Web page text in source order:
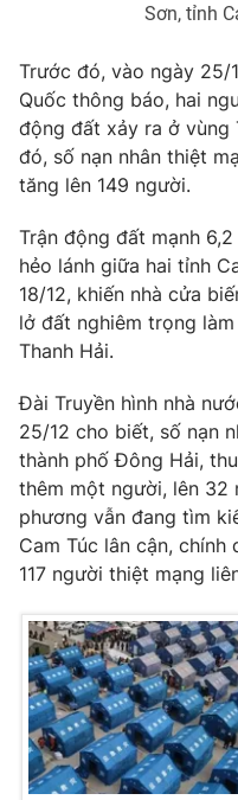
VTV4
VTV9
Liên hệ tòa soạn
Theo dõi báo trên
Cơ quan chủ quản: Đài
Giấy phép hoạt động báo
cấp ngày 29/12/2023
Tổng Biên tập:Vũ Thanh
Phó Tổng Biên tập:Nguyễn
Nguyễn Trọng Ninh
Tổng đài VTV:024.38 355
Sơn, tỉnh
Trước đó, vào ngày 25/
Quốc thông báo, hai
động đất xảy ra ở vùng
đó, số nạn nhân thiệt
tăng lên 149 người.
Trận động đất mạnh
hẻo lánh giữa hai tỉnh
18/12, khiến nhà cửa
lở đất nghiêm trọng
Thanh Hải.
Đài Truyền hình nhà
25/12 cho biết, số nạn
thành phố Đông Hải,
thêm một người, lên 32
phương vẫn đang tìm
Cam Túc lân cận,
117 người thiệt mạng